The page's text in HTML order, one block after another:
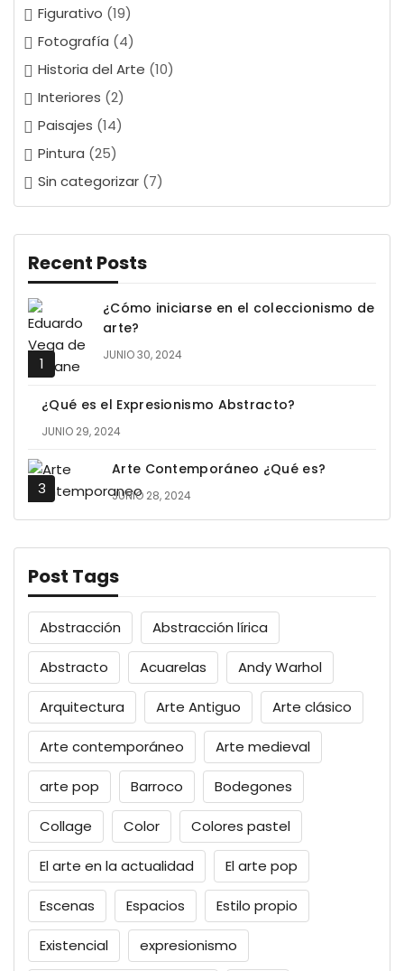
Figurativo (19)
Fotografía (4)
Historia del Arte (10)
Interiores (2)
Paisajes (14)
Pintura (25)
Sin categorizar (7)
Recent Posts
¿Cómo iniciarse en el coleccionismo de
arte?
JUNIO 30, 2024
¿Qué es el Expresionismo Abstracto?
JUNIO 29, 2024
Arte Contemporáneo ¿Qué es?
JUNIO 28, 2024
Post Tags
Abstracción Abstracción lírica
Abstracto Acuarelas Andy Warhol
Arquitectura Arte Antiguo Arte clásico
Arte contemporáneo Arte medieval
arte pop Barroco Bodegones
Collage Color Colores pastel
El arte en la actualidad El arte pop
Escenas Espacios Estilo propio
Existencial expresionismo